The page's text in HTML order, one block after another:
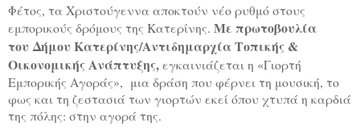
Φέτος, τα Χριστούγεννα αποκτούν νέο ρυθμό στους
εμπορικούς δρόμους της Κατερίνης. Με πρωτοβουλία
του Δήμου Κατερίνης/Αντιδημαρχία Τοπικής &
Οικονομικής Ανάπτυξης,εγκαινιάζεται η «Γιορτή
Εμπορικής Αγοράς», μια δράση που φέρνει τη μουσική, το
φως και τη ζεστασιά των γιορτών εκεί όπου χτυπά η καρδιά
της πόλης: στην αγορά της.